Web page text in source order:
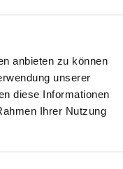
anbieten zu können
unserer
diese Informationen
Ihrer Nutzung